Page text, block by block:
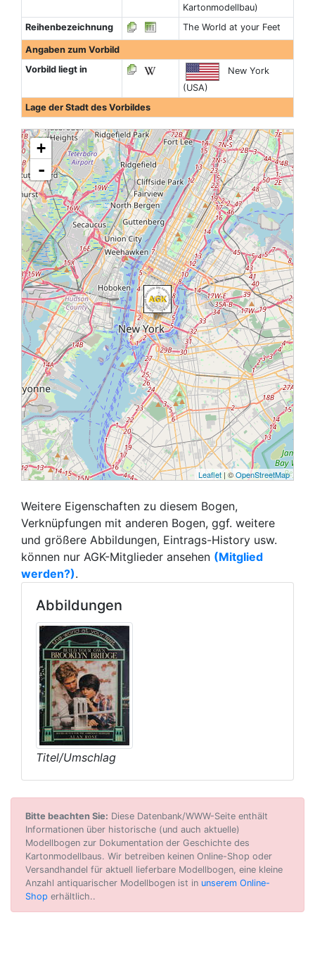
Kartonmodellbau)
Reihenbezeichnung
The World at your Feet
Angaben zum Vorbild
Vorbild liegt in
New York
(USA)
Lage der Stadt des Vorbildes
+
-
Leaflet | ©OpenStreetMap
Weitere Eigenschaften zu diesem Bogen,
Verknüpfungen mit anderen Bogen, ggf. weitere
und größere Abbildungen, Eintrags-History usw.
können nur AGK-Mitglieder ansehen (Mitglied
werden?).
Abbildungen
Titel/Umschlag
Bitte beachten Sie: Diese Datenbank/WWW-Seite enthält
Informationen über historische (und auch aktuelle)
Modellbogen zur Dokumentation der Geschichte des
Kartonmodellbaus. Wir betreiben keinen Online-Shop oder
Versandhandel für aktuell lieferbare Modellbogen, eine kleine
Anzahl antiquarischer Modellbogen ist in unserem Online-
Shop erhältlich..